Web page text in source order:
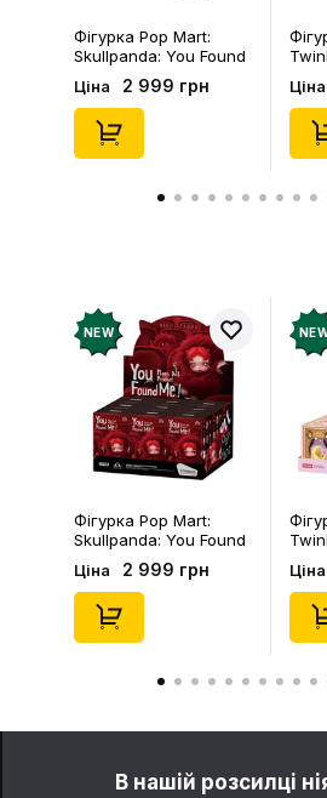
Фігурка Pop Mart:
Skullpanda: You Found
Me!: Plush Doll Pendant
Series (Blind Box: 1 з
10) (Secret Edition),
(29347)
Ціна 2 999 грн
Up:
Ціна
NEW
Фігурка Pop Mart:
Skullpanda: You Found
Me!: Plush Doll Pendant
Series (Blind Box: 1 з
10) (Secret Edition),
(29347)
Ціна 2 999 грн
Up:
Ціна
В нашій розсилці